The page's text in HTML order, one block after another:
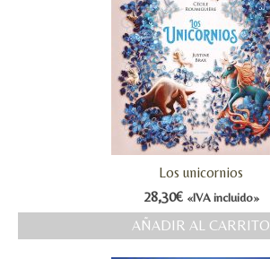
Los unicornios
28,30€ «IVA incluido»
AÑADIR AL CARRITO